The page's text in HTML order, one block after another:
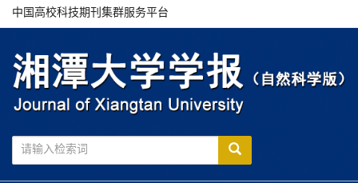
中国高校科技期刊集群服务平台